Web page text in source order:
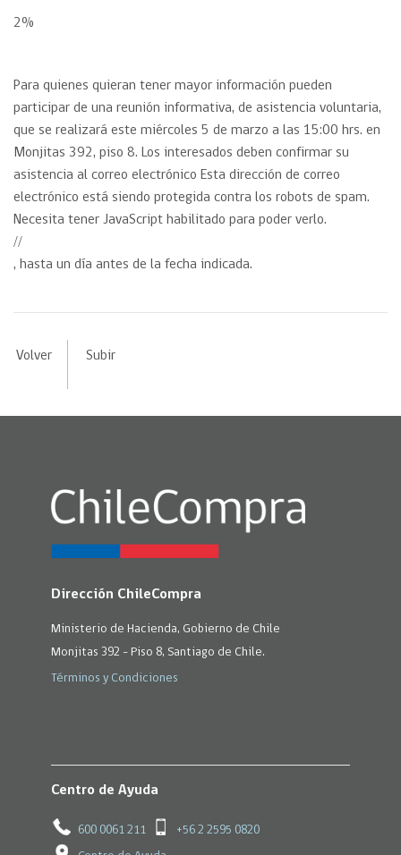
2%
Para quienes quieran tener mayor información pueden
participar de una reunión informativa, de asistencia voluntaria,
que se realizará este miércoles 5 de marzo a las 15:00 hrs. en
Monjitas 392, piso 8. Los interesados deben confirmar su
asistencia al correo electrónico Esta dirección de correo
electrónico está siendo protegida contra los robots de spam.
Necesita tener JavaScript habilitado para poder verlo.
//
, hasta un día antes de la fecha indicada.
Volver Subir
Dirección ChileCompra
Ministerio de Hacienda, Gobierno de Chile
Monjitas 392 - Piso 8, Santiago de Chile.
Términos y Condiciones
Centro de Ayuda
600 0061 211 +56 2 2595 0820